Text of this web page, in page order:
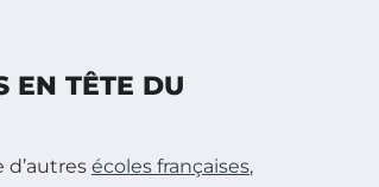
EN TÊTE DU
écoles françaises,